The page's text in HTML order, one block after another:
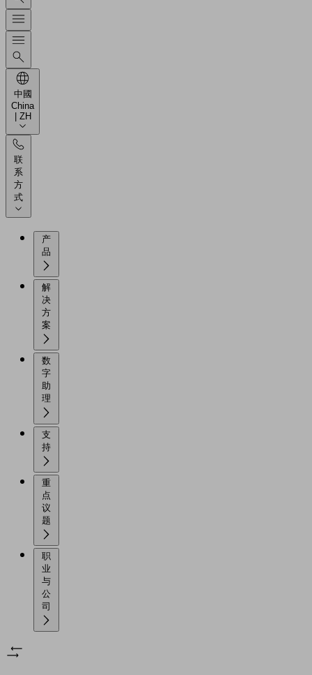
中國
China
| ZH
联
系
方
式
产
解
决
方
数
字
助
支
重
点
议
职
业
与
公